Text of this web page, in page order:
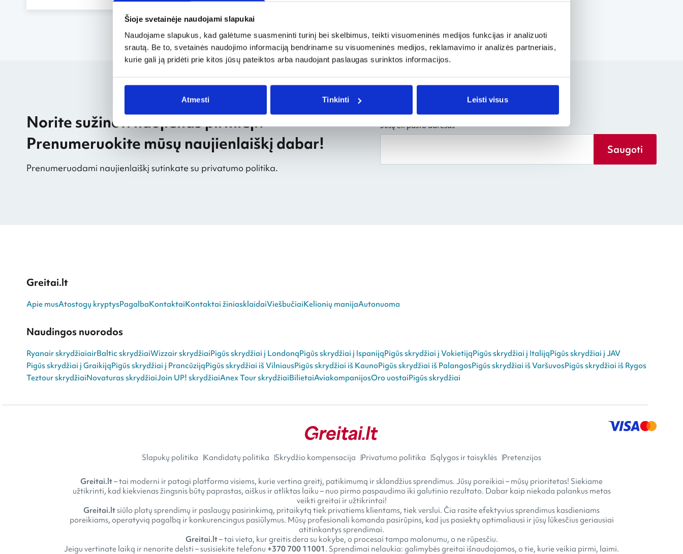
Šioje svetainėje naudojami slapukai
Naudojame slapukus, kad galėtume suasmeninti turinį bei skelbimus, teikti visuomeninės medijos funkcijas ir analizuoti
srautą. Be to, svetainės naudojimo informaciją bendriname su visuomeninės medijos, reklamavimo ir analizės partneriais,
kurie gali ją pridėti prie kitos jūsų pateiktos arba naudojant paslaugas surinktos informacijos.
Atmesti Tinkinti Leisti visus
Norite sužinoti naujienas pirmieji?
Prenumeruokite mūsų naujienlaiškį dabar!
Prenumeruodami naujienlaiškį sutinkate su privatumo politika.
Jūsų el. pašto adresas
Saugoti
Greitai.lt
Apie musAtostogų kryptysPagalbaKontaktaiKontaktai žiniasklaidaiViešbučiaiKelionių manijaAutonuoma
Naudingos nuorodos
Ryanair skrydžiaiairBaltic skrydžiaiWizzair skrydžiaiPigūs skrydžiai į LondonąPigūs skrydžiai į IspanijąPigūs skrydžiai į VokietijąPigūs skrydžiai į ItalijąPigūs skrydžiai į JAV
Pigūs skrydžiai į GraikijąPigūs skrydžiai į PrancūzijąPigūs skrydžiai iš VilniausPigūs skrydžiai iš KaunoPigūs skrydžiai iš PalangosPigūs skrydžiai iš VaršuvosPigūs skrydžiai iš Rygos
Teztour skrydžiaiNovaturas skrydžiaiJoin UP! skrydžiaiAnex Tour skrydžiaiBilietaiAviakompanijosOro uostaiPigūs skrydžiai
Slapukų politika Kandidatų politika Skrydžio kompensacija Privatumo politika Sąlygos ir taisyklės Pretenzijos
Greitai.lt– tai moderni ir patogi platforma visiems, kurie vertina greitį, patikimumą ir sklandžius sprendimus. Jūsų poreikiai – mūsų prioritetas! Siekiame
užtikrinti, kad kiekvienas žingsnis būtų paprastas, aiškus ir atliktas laiku – nuo pirmo paspaudimo iki galutinio rezultato. Dabar kaip niekada palankus metas
veikti greitai ir užtikrintai!
Greitai.ltsiūlo platų sprendimų ir paslaugų pasirinkimą, pritaikytą tiek privatiems klientams, tiek verslui. Čia rasite efektyvius sprendimus kasdieniams
poreikiams, operatyvią pagalbą ir konkurencingus pasiūlymus. Mūsų profesionali komanda pasirūpins, kad jus pasiektų optimaliausi ir jūsų lūkesčius geriausiai
atitinkantys sprendimai.
Greitai.lt– tai vieta, kur greitis dera su kokybe, o procesai tampa malonumu, o ne rūpesčiu.
Jeigu vertinate laiką ir nenorite delsti – susisiekite telefonu +370 700 11001 . Sprendimai nelaukia: galimybės greitai išnaudojamos, o tie, kurie veikia pirmi, laimi.